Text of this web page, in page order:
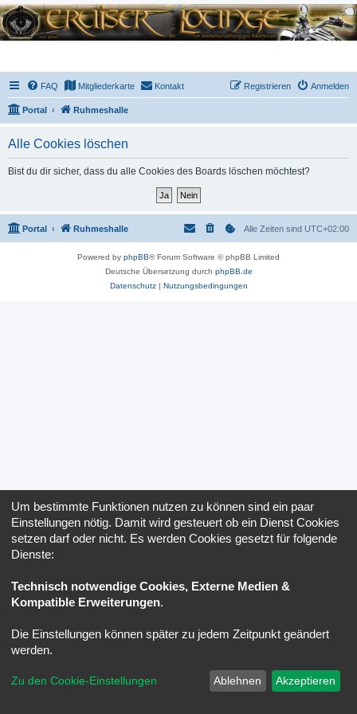
FAQ Mitgliederkarte Kontakt Anmelden
Registrieren
Portal Ruhmeshalle
Alle Cookies löschen
Bist du dir sicher, dass du alle Cookies des Boards löschen möchtest?
Portal Ruhmeshalle Alle Zeiten sind UTC+02:00
Powered by phpBB® Forum Software © phpBB Limited
Deutsche Übersetzung durch phpBB.de
Datenschutz| Nutzungsbedingungen
Um bestimmte Funktionen nutzen zu können sind ein paar
Einstellungen nötig. Damit wird gesteuert ob ein Dienst Cookies
setzen darf oder nicht. Es werden Cookies gesetzt für folgende
Dienste:
Technisch notwendige Cookies, Externe Medien &
Kompatible Erweiterungen.
Die Einstellungen können später zu jedem Zeitpunkt geändert
werden.
Zu den Cookie-Einstellungen Ablehnen Akzeptieren